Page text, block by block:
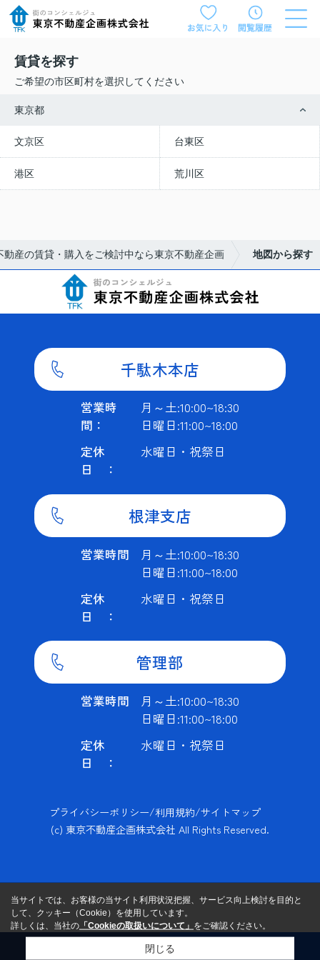
賃貸を探す
ご希望の市区町村を選択してください
東京都
文京区 台東区
港区 荒川区
動産の賃貸・購入をご検討中なら東京不動産企画 地図から探す
千駄木本店
営業時
間：
月～土:10:00~18:30
日曜日:11:00~18:00
定休
日 ：
水曜日・祝祭日
根津支店
営業時間
月～土:10:00~18:30
日曜日:11:00~18:00
定休
日 ：
水曜日・祝祭日
管理部
営業時間
月～土:10:00~18:30
日曜日:11:00~18:00
定休
日 ：
水曜日・祝祭日
プライバシーポリシー/利用規約/サイトマップ
(c) 東京不動産企画株式会社 All Rights Reserved.
当サイトでは、お客様の当サイト利用状況把握、サービス向上検討を目的と
して、クッキー（Cookie）を使用しています。
詳しくは、当社の 「Cookieの取扱いについて」 をご確認ください。
閉じる